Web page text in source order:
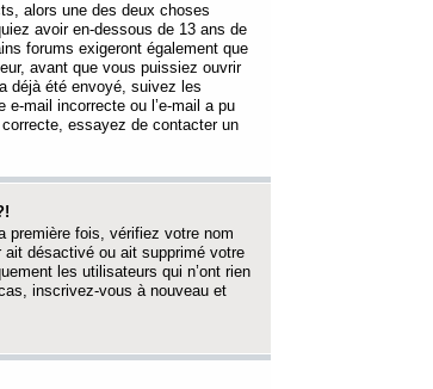
alors une des deux choses
avoir en-dessous de 13 ans de
forums exigeront également que
avant que vous puissiez ouvrir
déjà été envoyé, suivez les
mail incorrecte ou l’e-mail a pu
essayez de contacter un
première fois, vérifiez votre nom
ait désactivé ou ait supprimé votre
les utilisateurs qui n’ont rien
inscrivez-vous à nouveau et